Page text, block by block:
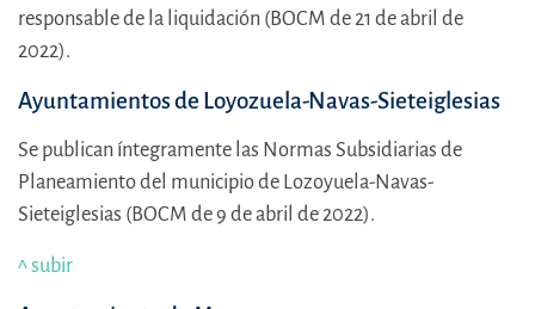
responsable de la liquidación (BOCM de 21 de abril de
2022).
Ayuntamientos de Loyozuela-Navas-Sieteiglesias
Se publican íntegramente las Normas Subsidiarias de
Planeamiento del municipio de Lozoyuela-Navas-
Sieteiglesias (BOCM de 9 de abril de 2022).
^ subir